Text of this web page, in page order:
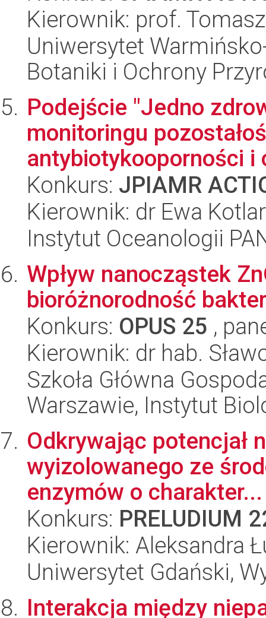
Kierownik: prof.
Uniwersytet
Botaniki i Ochrony
Podejście "Jedno
monitoringu
antybiotykooporności i
Konkurs: JPIAMR
Kierownik: dr Ewa
Instytut Oceanologii
Wpływ nanocząstek
bioróżnorodność
Konkurs: OPUS 25 ,
Kierownik: dr hab.
Szkoła Główna
Warszawie, Instytut
Odkrywając potencjał
wyizolowanego ze
enzymów o charakter...
Konkurs: PRELUDIUM
Kierownik: Aleksandra
Uniwersytet Gdański,
Interakcja między